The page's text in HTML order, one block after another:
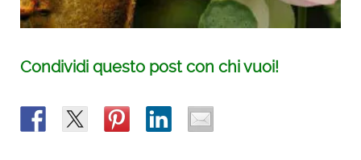
Condividi questo post con chi vuoi!